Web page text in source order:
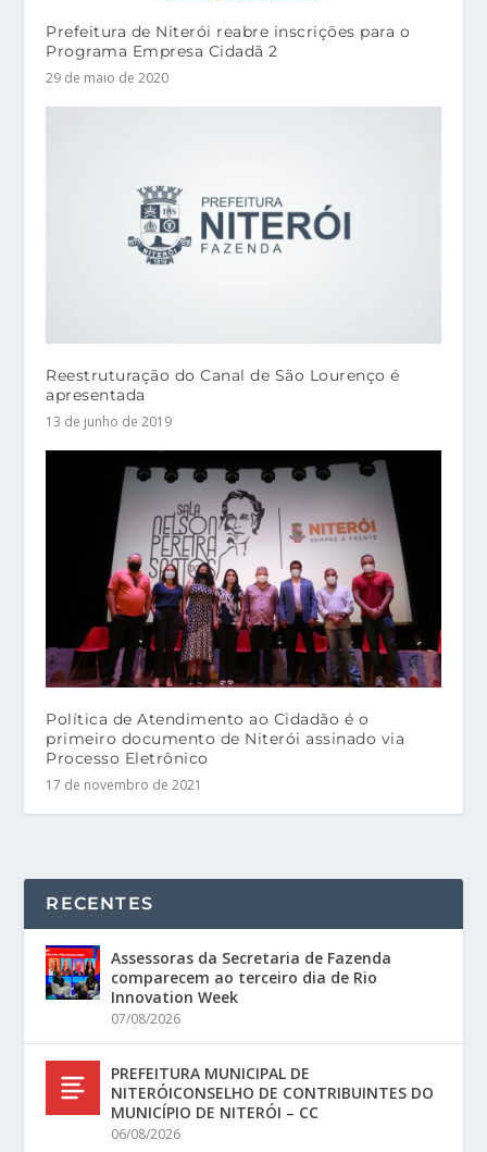
Prefeitura de Niterói reabre inscrições para o
Programa Empresa Cidadã 2
29 de maio de 2020
Reestruturação do Canal de São Lourenço é
apresentada
13 de junho de 2019
Política de Atendimento ao Cidadão é o
primeiro documento de Niterói assinado via
Processo Eletrônico
17 de novembro de 2021
RECENTES
Assessoras da Secretaria de Fazenda
comparecem ao terceiro dia de Rio
Innovation Week
07/08/2026
PREFEITURA MUNICIPAL DE
NITERÓICONSELHO DE CONTRIBUINTES DO
MUNICÍPIO DE NITERÓI – CC
06/08/2026